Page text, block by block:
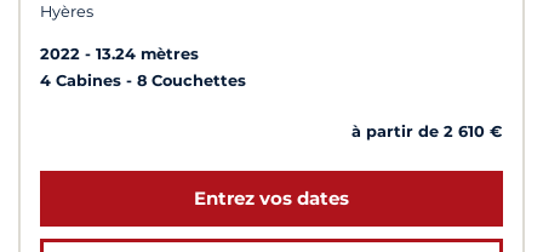
Hyères
2022
13.24 mètres
4 Cabines
8 Couchettes
à partir de 2 610 €
Entrez vos dates